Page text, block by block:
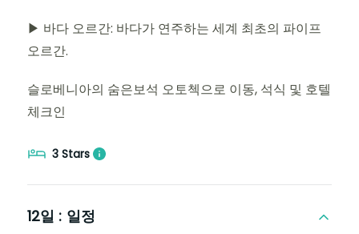
▶ 바다 오르간: 바다가 연주하는 세계 최초의 파이프
오르간.
슬로베니아의 숨은보석 오토첵으로 이동, 석식 및 호텔
체크인
3 Stars
12일 : 일정